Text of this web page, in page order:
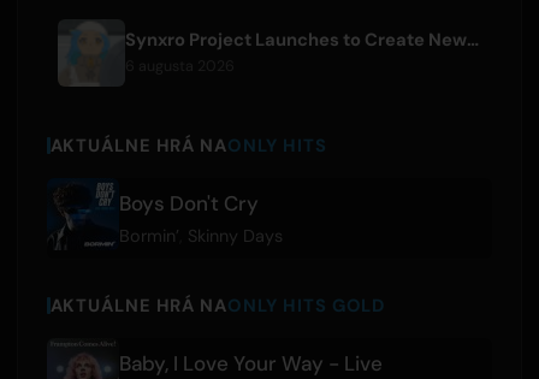
Synxro Project Launches to Create New IP from Fictional Anime Openings
AKTUÁLNE HRÁ NAONLY HITS
Boys Don't Cry
Bormin’ Skinny Days
AKTUÁLNE HRÁ NAONLY HITS GOLD
Baby, I Love Your Way - Live